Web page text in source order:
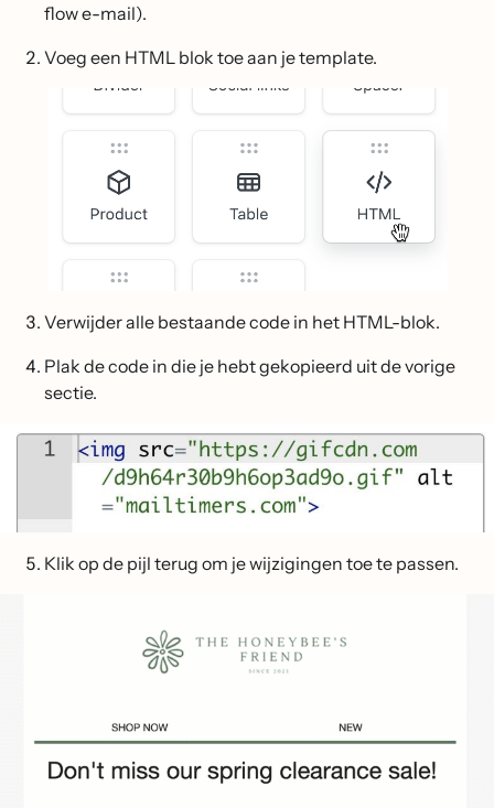
flow e-mail).
Voeg een HTML blok toe aan je template.
Verwijder alle bestaande code in het HTML-blok.
Plak de code in die je hebt gekopieerd uit de vorige
sectie.
Klik op de pijl terug om je wijzigingen toe te passen.